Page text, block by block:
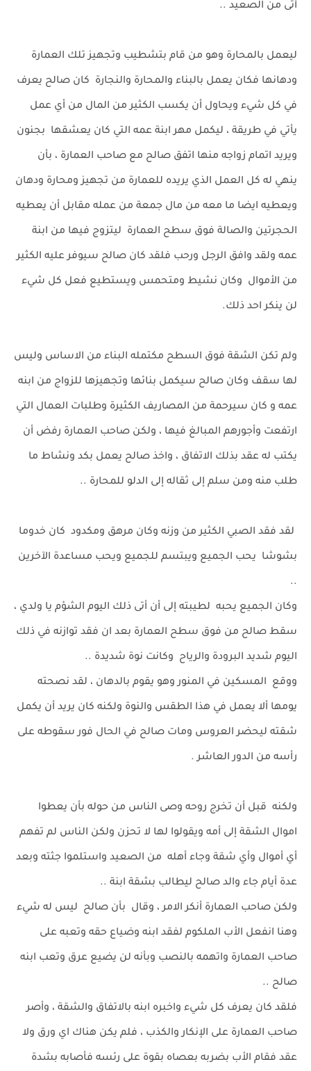
أتى من الصعيد ..
ليعمل بالمحارة وهو من قام بتشطيب وتجهيز تلك العمارة
ودهانها فكان يعمل بالبناء والمحارة والنجارة كان صالح يعرف
في كل شيء ويحاول أن يكسب الكثير من المال من أي عمل
يأتي في طريقة ، ليكمل مهر ابنة عمه التي كان يعشقها بجنون
ويريد اتمام زواجه منها اتفق صالح مع صاحب العمارة ، بأن
ينهي له كل العمل الذي يريده للعمارة من تجهيز ومحارة ودهان
ويعطيه ايضا ما معه من مال جمعة من عمله مقابل أن يعطيه
الحجرتين والصالة فوق سطح العمارة ليتزوج فيها من ابنة
عمه ولقد وافق الرجل ورحب فلقد كان صالح سيوفر عليه الكثير
من الأموال وكان نشيط ومتحمس ويستطيع فعل كل شيء
لن ينكر احد ذلك.
ولم تكن الشقة فوق السطح مكتمله البناء من الاساس وليس
لها سقف وكان صالح سيكمل بنائها وتجهيزها للزواج من ابنه
عمه و كان سيرحمة من المصاريف الكثيرة وطلبات العمال التي
ارتفعت وأجورهم المبالغ فيها ، ولكن صاحب العمارة رفض أن
يكتب له عقد بذلك الاتفاق ، واخذ صالح يعمل بكد ونشاط ما
طلب منه ومن سلم إلى ثقاله إلى الدلو للمحارة ..
لقد فقد الصبي الكثير من وزنه وكان مرهق ومكدود كان خدوما
بشوشا يحب الجميع ويبتسم للجميع ويحب مساعدة الآخرين
..
وكان الجميع يحبه لطيبته إلى أن أتى ذلك اليوم الشؤم يا ولدي ،
سقط صالح من فوق سطح العمارة بعد ان فقد توازنه في ذلك
اليوم شديد البرودة والرياح وكانت نوة شديدة ..
ووقع المسكين في المنور وهو يقوم بالدهان ، لقد نصحته
يومها ألا يعمل في هذا الطقس والنوة ولكنه كان يريد أن يكمل
شقته ليحضر العروس ومات صالح في الحال فور سقوطه على
رأسه من الدور العاشر .
ولكنه قبل أن تخرج روحه وصى الناس من حوله بأن يعطوا
اموال الشقة إلى أمه ويقولوا لها لا تحزن ولكن الناس لم تفهم
أي أموال وأي شقة وجاء أهله من الصعيد واستلموا جثته وبعد
عدة أيام جاء والد صالح ليطالب بشقة ابنة ..
ولكن صاحب العمارة أنكر الامر ، وقال بأن صالح ليس له شيء
وهنا انفعل الأب الملكوم لفقد ابنه وضياع حقه وتعبه على
صاحب العمارة واتهمه بالنصب وبأنه لن يضيع عرق وتعب ابنه
صالح ..
فلقد كان يعرف كل شيء واخبره ابنه بالاتفاق والشقة ، وأصر
صاحب العمارة على الإنكار والكذب ، فلم يكن هناك اي ورق ولا
عقد فقام الأب بضربه بعصاه بقوة على رئسه فأصابه بشدة